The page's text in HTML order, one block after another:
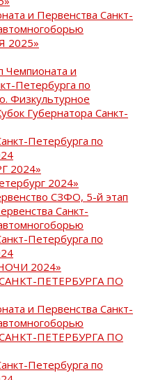
и Первенства Санкт-
2025»
Чемпионата и
Петербурга по
Физкультурное
Губернатора Санкт-
Петербурга по
2024»
2024»
СЗФО, 5-й этап
Санкт-
Петербурга по
2024»
САНКТ-ПЕТЕРБУРГА ПО
и Первенства Санкт-
САНКТ-ПЕТЕРБУРГА ПО
Петербурга по